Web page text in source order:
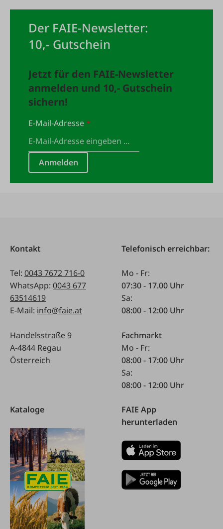
Der FAIE-Newsletter:
10,- Gutschein
Jetzt für den FAIE-Newsletter
anmelden und 10,- Gutschein
sichern!
E-Mail-Adresse*
Anmelden
Kontakt
Tel: 0043 7672 716-0
WhatsApp: 0043 677
63514619
E-Mail: info@faie.at
Handelsstraße 9
A-4844 Regau
Österreich
Telefonisch erreichbar:
Mo - Fr:
07:30 - 17.00 Uhr
Sa:
08:00 - 12:00 Uhr
Fachmarkt
Mo - Fr:
08:00 - 17:00 Uhr
Sa:
08:00 - 12:00 Uhr
Kataloge
FAIE App
herunterladen